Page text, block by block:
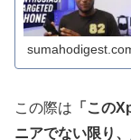
この際は 「この
ニアでない限り